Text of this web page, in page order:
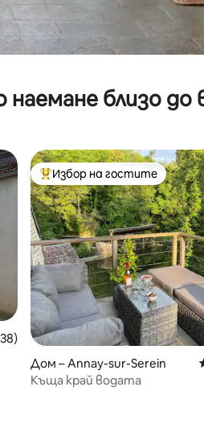
близо до
оценка: 5 от 5, 38 отзива
Най-популярен избор на
Избор на гостите
Дом – Annay-sur-Serein
Къща край водата